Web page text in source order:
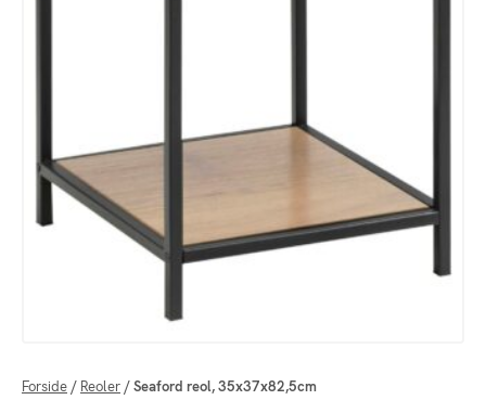
Forside / Reoler /Seaford reol, 35x37x82,5cm